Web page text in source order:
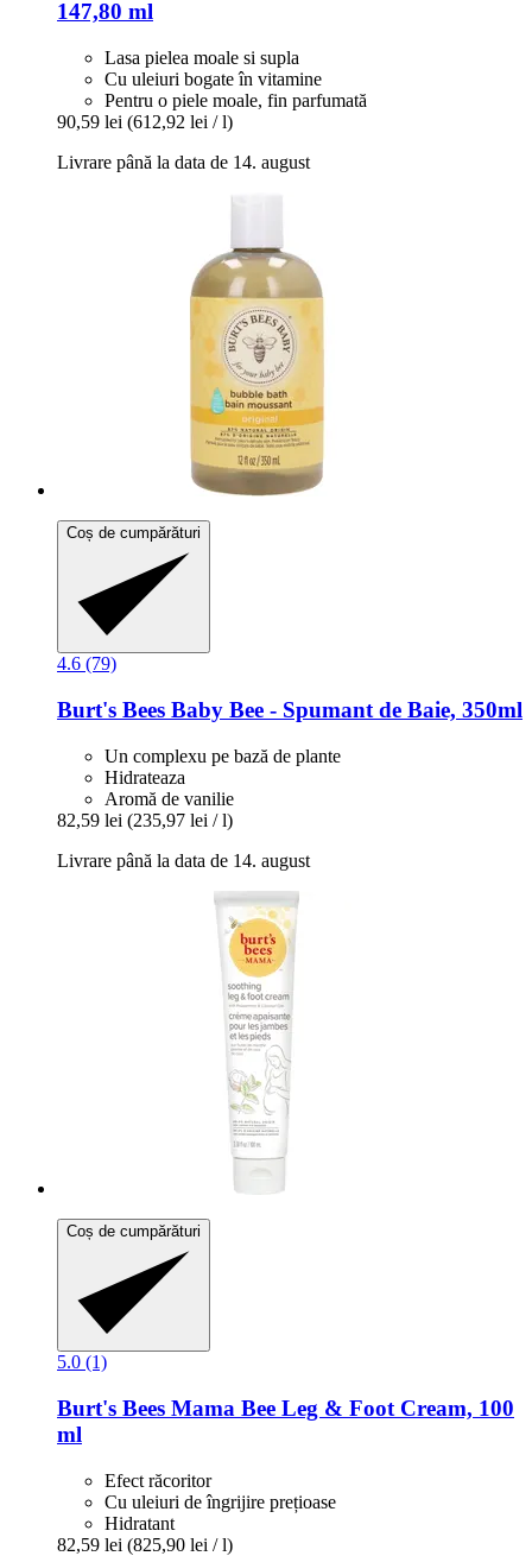
147,80 ml
Lasa pielea moale si supla
Cu uleiuri bogate în vitamine
Pentru o piele moale, fin parfumată
90,59 lei (612,92 lei / l)
Livrare până la data de 14. august
Coș de cumpărături
4.6 (79)
Burt's Bees Baby Bee -​ Spumant de Baie, 350ml
Un complexu pe bază de plante
Hidrateaza
Aromă de vanilie
82,59 lei (235,97 lei / l)
Livrare până la data de 14. august
Coș de cumpărături
5.0 (1)
Burt's Bees Mama Bee Leg & Foot Cream, 100
ml
Efect răcoritor
Cu uleiuri de îngrijire prețioase
Hidratant
82,59 lei (825,90 lei / l)